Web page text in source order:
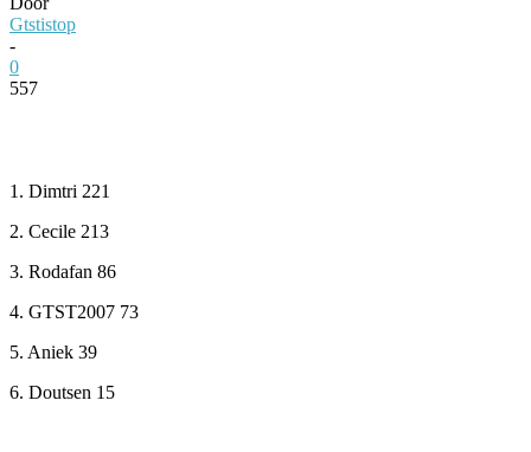
Gtstistop
-
0
557
1. Dimtri 221
2. Cecile 213
3. Rodafan 86
4. GTST2007 73
5. Aniek 39
6. Doutsen 15